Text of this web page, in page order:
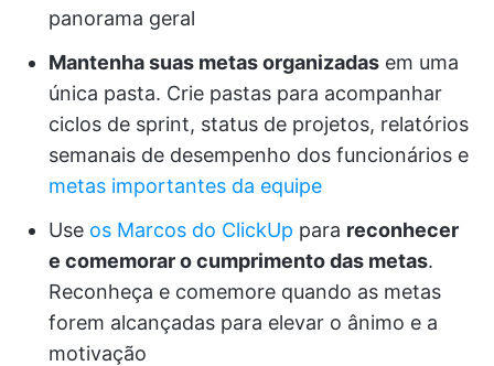
panorama geral
Mantenha suas metas organizadas em uma
única pasta. Crie pastas para acompanhar
ciclos de sprint, status de projetos, relatórios
semanais de desempenho dos funcionários e
metas importantes da equipe
Use os Marcos do ClickUp para reconhecer
e comemorar o cumprimento das metas.
Reconheça e comemore quando as metas
forem alcançadas para elevar o ânimo e a
motivação